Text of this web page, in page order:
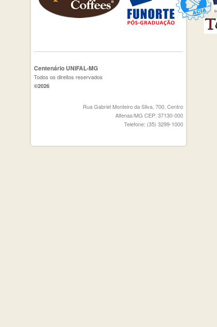
Centenário UNIFAL-MG
Todos os direitos reservados
©2026
Rua Gabriel Monteiro da Silva, 700, Centro
Alfenas/MG CEP: 37130-000
Telefone: (35) 3299-1000